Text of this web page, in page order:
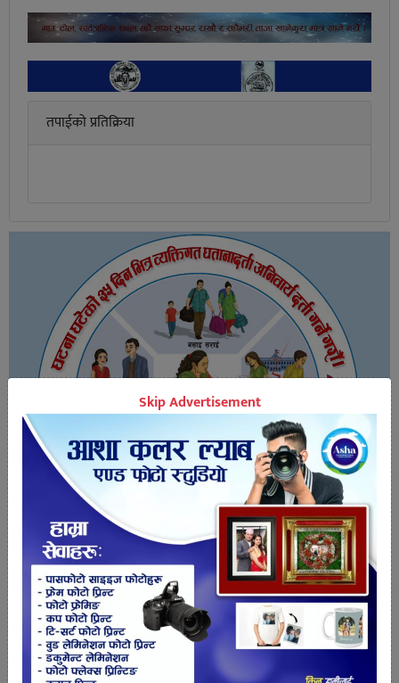
तपाईको प्रतिक्रिया
ताजा खबर
Skip Advertisement